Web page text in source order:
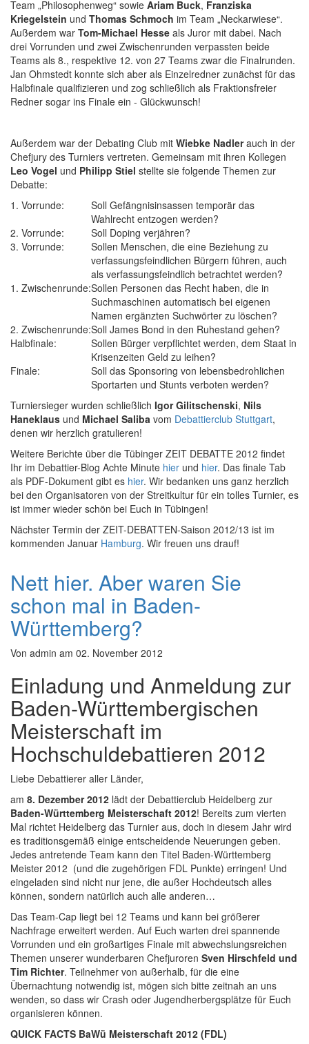
Team „Philosophenweg“ sowie Ariam Buck, Franziska
Kriegelstein und Thomas Schmoch im Team „Neckarwiese“.
Außerdem war Tom-Michael Hesse als Juror mit dabei. Nach
drei Vorrunden und zwei Zwischenrunden verpassten beide
Teams als 8., respektive 12. von 27 Teams zwar die Finalrunden.
Jan Ohmstedt konnte sich aber als Einzelredner zunächst für das
Halbfinale qualifizieren und zog schließlich als Fraktionsfreier
Redner sogar ins Finale ein - Glückwunsch!
Außerdem war der Debating Club mit Wiebke Nadlerauch in der
Chefjury des Turniers vertreten. Gemeinsam mit ihren Kollegen
Leo Vogel und Philipp Stiel stellte sie folgende Themen zur
Debatte:
1. Vorrunde:
Soll Gefängnisinsassen temporär das
Wahlrecht entzogen werden?
2. Vorrunde:
Soll Doping verjähren?
3. Vorrunde:
Sollen Menschen, die eine Beziehung zu
verfassungsfeindlichen Bürgern führen, auch
als verfassungsfeindlich betrachtet werden?
1. Zwischenrunde:Sollen Personen das Recht haben, die in
Suchmaschinen automatisch bei eigenen
Namen ergänzten Suchwörter zu löschen?
2. Zwischenrunde:Soll James Bond in den Ruhestand gehen?
Halbfinale:
Sollen Bürger verpflichtet werden, dem Staat in
Krisenzeiten Geld zu leihen?
Finale:
Soll das Sponsoring von lebensbedrohlichen
Sportarten und Stunts verboten werden?
Turniersieger wurden schließlich Igor Gilitschenski, Nils
Haneklaus und Michael Saliba vom Debattierclub Stuttgart,
denen wir herzlich gratulieren!
Weitere Berichte über die Tübinger ZEIT DEBATTE 2012 findet
Ihr im Debattier-Blog Achte Minute hier und hier. Das finale Tab
als PDF-Dokument gibt es hier. Wir bedanken uns ganz herzlich
bei den Organisatoren von der Streitkultur für ein tolles Turnier, es
ist immer wieder schön bei Euch in Tübingen!
Nächster Termin der ZEIT-DEBATTEN-Saison 2012/13 ist im
kommenden Januar Hamburg. Wir freuen uns drauf!
Nett hier. Aber waren Sie
schon mal in Baden-
Württemberg?
Von admin am 02. November 2012
Einladung und Anmeldung zur
Baden-Württembergischen
Meisterschaft im
Hochschuldebattieren 2012
Liebe Debattierer aller Länder,
am 8. Dezember 2012 lädt der Debattierclub Heidelberg zur
Baden-Württemberg Meisterschaft 2012! Bereits zum vierten
Mal richtet Heidelberg das Turnier aus, doch in diesem Jahr wird
es traditionsgemäß einige entscheidende Neuerungen geben.
Jedes antretende Team kann den Titel Baden-Württemberg
Meister 2012 (und die zugehörigen FDL Punkte) erringen! Und
eingeladen sind nicht nur jene, die außer Hochdeutsch alles
können, sondern natürlich auch alle anderen…
Das Team-Cap liegt bei 12 Teams und kann bei größerer
Nachfrage erweitert werden. Auf Euch warten drei spannende
Vorrunden und ein großartiges Finale mit abwechslungsreichen
Themen unserer wunderbaren Chefjuroren Sven Hirschfeld und
Tim Richter. Teilnehmer von außerhalb, für die eine
Übernachtung notwendig ist, mögen sich bitte zeitnah an uns
wenden, so dass wir Crash oder Jugendherbergsplätze für Euch
organisieren können.
QUICK FACTS BaWü Meisterschaft 2012 (FDL)